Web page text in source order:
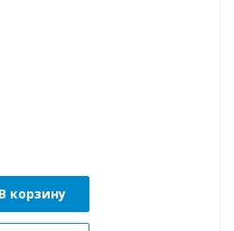
В корзину